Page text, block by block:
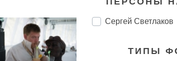
Сергей Светлаков
ТИПЫ